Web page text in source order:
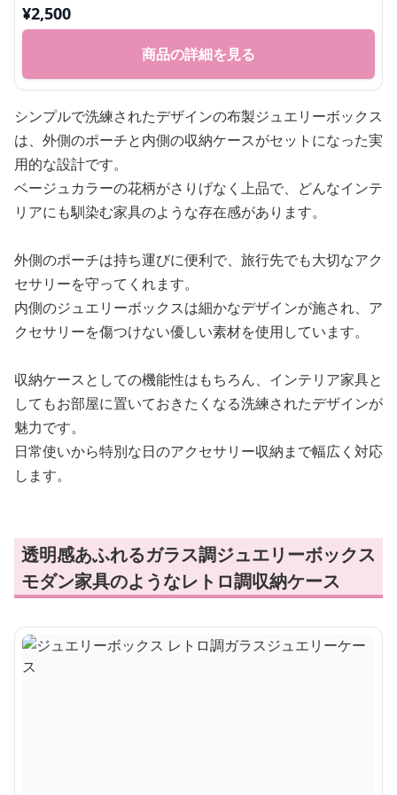
¥2,500
商品の詳細を見る
シンプルで洗練されたデザインの布製ジュエリーボックス
は、外側のポーチと内側の収納ケースがセットになった実
用的な設計です。
ベージュカラーの花柄がさりげなく上品で、どんなインテ
リアにも馴染む家具のような存在感があります。
外側のポーチは持ち運びに便利で、旅行先でも大切なアク
セサリーを守ってくれます。
内側のジュエリーボックスは細かなデザインが施され、ア
クセサリーを傷つけない優しい素材を使用しています。
収納ケースとしての機能性はもちろん、インテリア家具と
してもお部屋に置いておきたくなる洗練されたデザインが
魅力です。
日常使いから特別な日のアクセサリー収納まで幅広く対応
します。
透明感あふれるガラス調ジュエリーボックス
モダン家具のようなレトロ調収納ケース